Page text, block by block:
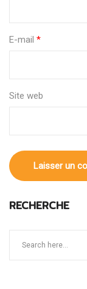
E-mail *
Site web
RECHERCHE